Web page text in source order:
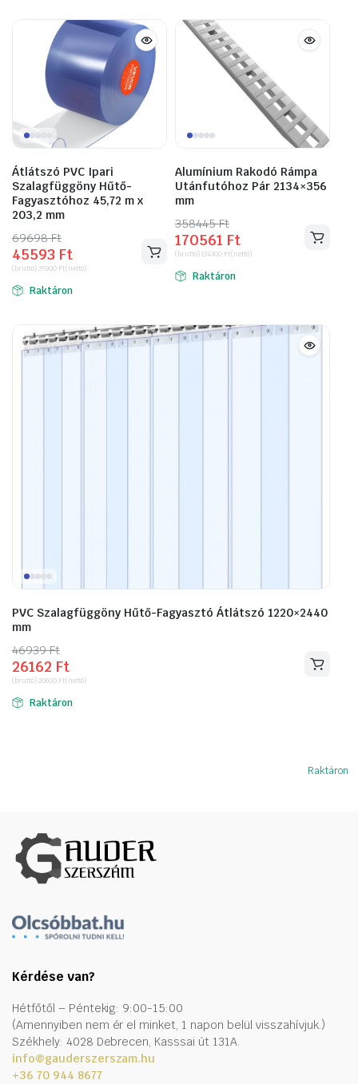
Átlátszó PVC Ipari
Szalagfüggöny Hűtő-
Fagyasztóhoz 45,72 m x
203,2 mm
69698Ft
Original
price
was:
69698 Ft.
45593 Ft
Current
price
is:
45593 Ft.
(bruttó)35900 Ft(nettó)
Raktáron
Alumínium Rakodó Rámpa
Utánfutóhoz Pár 2134×356
mm
358445Ft
Original
price
was:
358445 Ft.
170561 Ft
Current
price
is:
170561 Ft.
(bruttó)134300 Ft(nettó)
Raktáron
PVC Szalagfüggöny Hűtő-Fagyasztó Átlátszó 1220×2440
mm
46939Ft
Original
price
was:
46939 Ft.
26162 Ft
Current
price
is:
26162 Ft.
(bruttó)20600 Ft(nettó)
Raktáron
Raktáron
Kérdése van?
Hétfőtől – Péntekig: 9:00-15:00
(Amennyiben nem ér el minket, 1 napon belül visszahívjuk.)
Székhely: 4028 Debrecen, Kasssai út 131A.
info@gauderszerszam.hu
+36 70 944 8677